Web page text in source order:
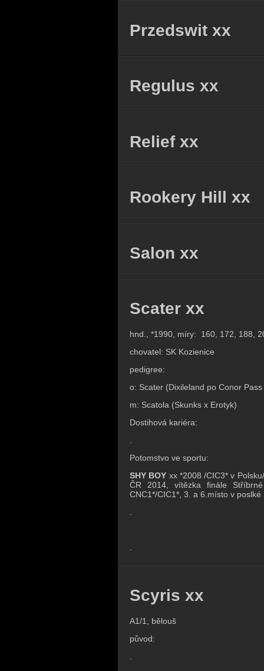
Przedswit xx
Regulus xx
Relief xx
Rookery Hill xx
Salon xx
Scater xx
hnd., *1990, míry: 160, 172, 188,
chovatel: SK Kozienice
pedigree:
o: Scater (Dixileland po Conor Pass
m: Scatola (Skunks x Erotyk)
Dostihová kariéra:
Potomstvo ve sportu:
SHY BOY xx *2008 /CIC3* v
ČR 2014, vítězka finále
CNC1*/CIC1*, 3. a 6.místo v
Scyris xx
A1/1, bělouš
původ: